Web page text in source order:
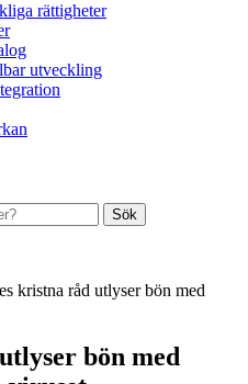
rättigheter
utveckling
Sök
kristna råd utlyser bön med
bön med